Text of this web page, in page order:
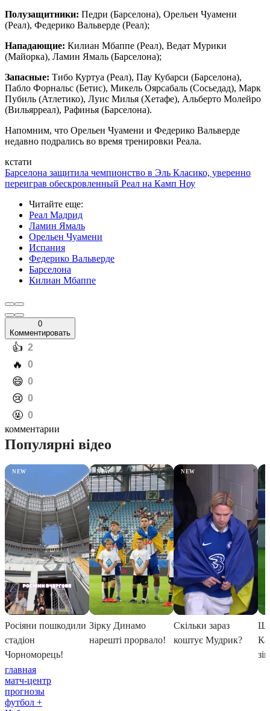
Полузащитники: Педри (Барселона), Орельен Чуамени
(Реал), Федерико Вальверде (Реал);
Нападающие: Килиан Мбаппе (Реал), Ведат Мурики
(Майорка), Ламин Ямаль (Барселона);
Запасные: Тибо Куртуа (Реал), Пау Кубарси (Барселона),
Пабло Форнальс (Бетис), Микель Оярсабаль (Сосьедад), Марк
Пубиль (Атлетико), Луис Милья (Хетафе), Альберто Молейро
(Вильярреал), Рафинья (Барселона).
Напомним, что Орельен Чуамени и Федерико Вальверде
недавно подрались во время тренировки Реала.
кстати
Барселона защитила чемпионство в Эль Класико, уверенно
переиграв обескровленный Реал на Камп Ноу
Читайте еще:
Реал Мадрид
Ламин Ямаль
Орельен Чуамени
Испания
Федерико Вальверде
Барселона
Килиан Мбаппе
0
Комментировать
️👍 2
️🔥 0
️😄 0
️😢 0
️🤬 0
комментарии
главная
матч-центр
прогнозы
футбол +